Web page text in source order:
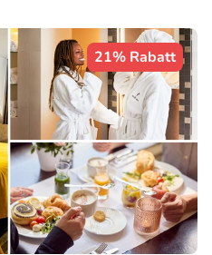
21% Rabatt